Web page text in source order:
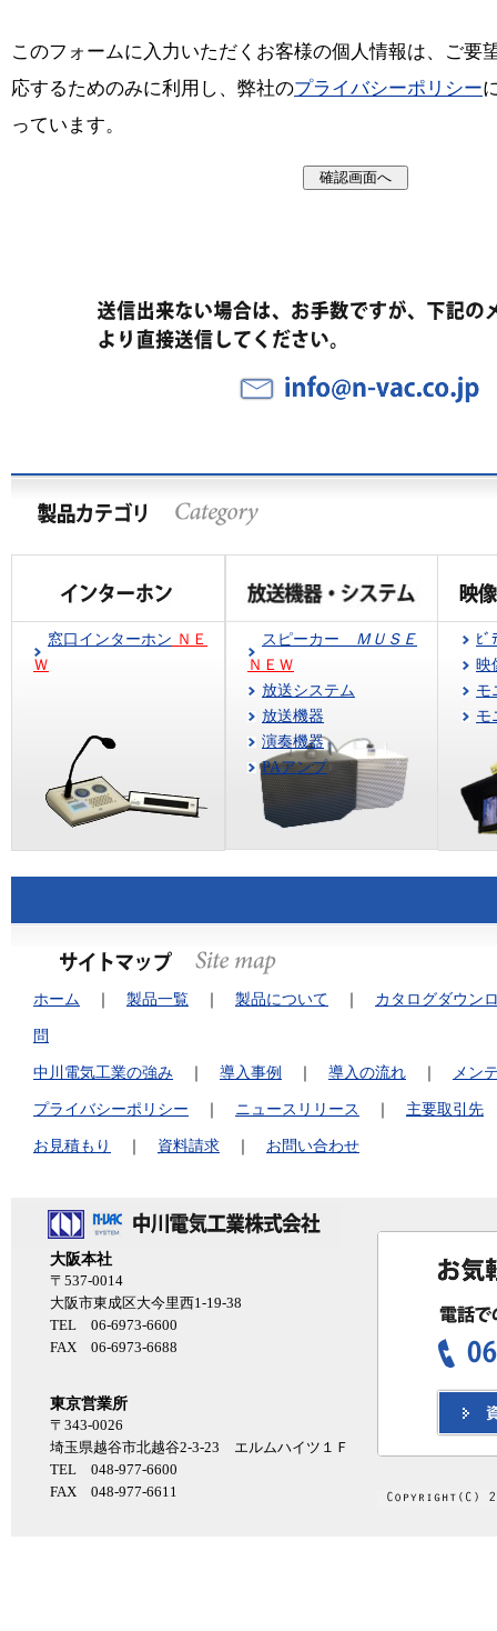
このフォームに入力いただくお客様の個人情報は、ご要
応するためのみに利用し、弊社のプライバシーポリシー
っています。
窓口インターホン ＮＥ
Ｗ
スピーカー
ＭＵＳＥ
ＮＥＷ
放送システム
放送機器
演奏機器
PAアンプ
ﾋﾞ
映
モ
モ
ホーム ｜ 製品一覧 ｜ 製品について ｜ カタログダウン
問
中川電気工業の強み ｜ 導入事例 ｜ 導入の流れ ｜ メン
プライバシーポリシー ｜ ニュースリリース ｜ 主要取引先
お見積もり ｜ 資料請求 ｜ お問い合わせ
大阪本社
〒537-0014
大阪市東成区大今里西1-19-38
TEL 06-6973-6600
FAX 06-6973-6688
東京営業所
〒343-0026
埼玉県越谷市北越谷2-3-23 エルムハイツ１Ｆ
TEL 048-977-6600
FAX 048-977-6611